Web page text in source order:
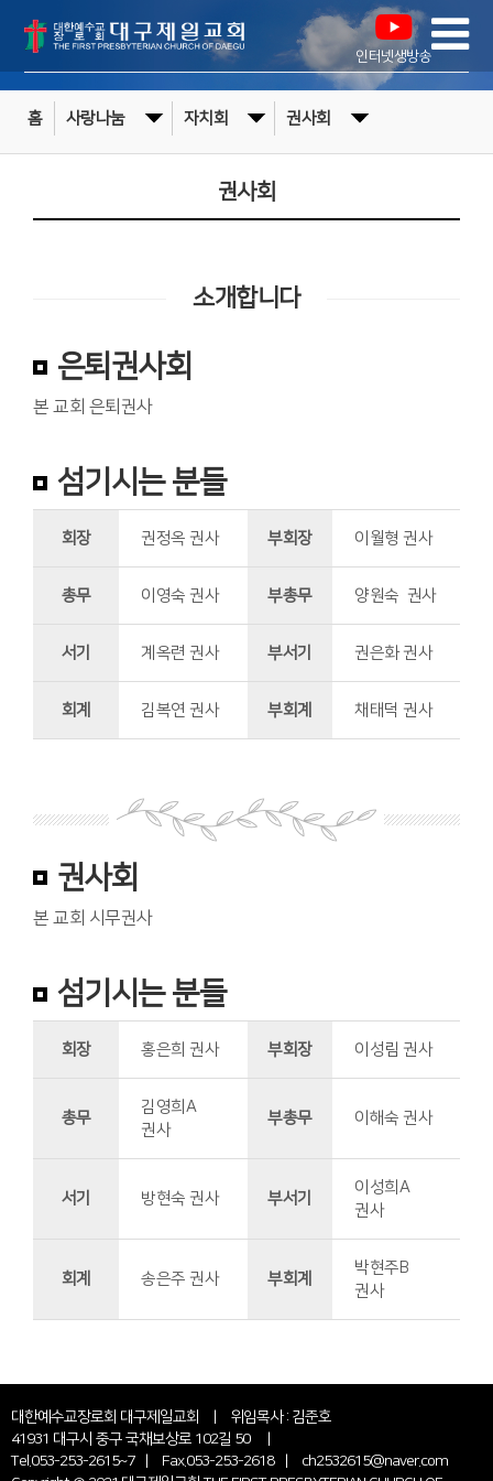
인터넷생방송
홈 사랑나눔 자치회 권사회
권사회
소개합니다
은퇴권사회
본 교회 은퇴권사
섬기시는 분들
회장 권정옥 권사 부회장 이월형 권사
총무 이영숙 권사 부총무 양원숙 권사
서기 계옥련 권사 부서기 권은화 권사
회계 김복연 권사 부회계 채태덕 권사
권사회
본 교회 시무권사
섬기시는 분들
회장 홍은희 권사 부회장 이성림 권사
총무
김영희A
권사
부총무 이해숙 권사
서기 방현숙 권사 부서기
이성희A
권사
회계 송은주 권사 부회계
박현주B
권사
대한예수교장로회 대구제일교회 | 위임목사 : 김준호
41931 대구시 중구 국채보상로 102길 50 |
Tel.053-253-2615~7 | Fax.053-253-2618 | ch2532615@naver.com